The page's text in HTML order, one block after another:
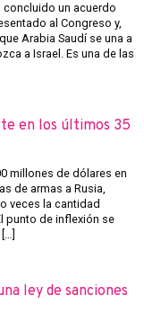
concluido un acuerdo
al Congreso y,
Arabia Saudí se una a
a Israel. Es una de las
en los últimos 35
millones de dólares en
de armas a Rusia,
veces la cantidad
punto de inflexión se
ley de sanciones